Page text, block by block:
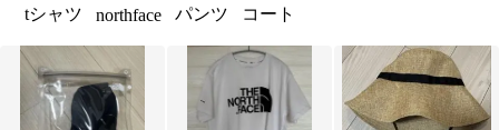
tシャツ
northface パンツ コート